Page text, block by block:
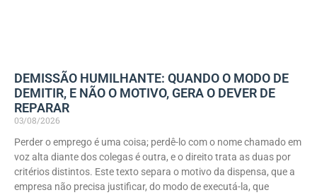
DEMISSÃO HUMILHANTE: QUANDO O MODO DE
DEMITIR, E NÃO O MOTIVO, GERA O DEVER DE
REPARAR
03/08/2026
Perder o emprego é uma coisa; perdê-lo com o nome chamado em
voz alta diante dos colegas é outra, e o direito trata as duas por
critérios distintos. Este texto separa o motivo da dispensa, que a
empresa não precisa justificar, do modo de executá-la, que